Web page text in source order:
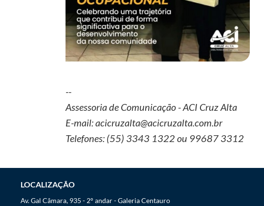
--
Assessoria de Comunicação - ACI Cruz Alta
E-mail: acicruzalta@acicruzalta.com.br
Telefones: (55) 3343 1322 ou 99687 3312
LOCALIZAÇÃO
Av. Gal Câmara, 935 - 2° andar - Galeria Centauro